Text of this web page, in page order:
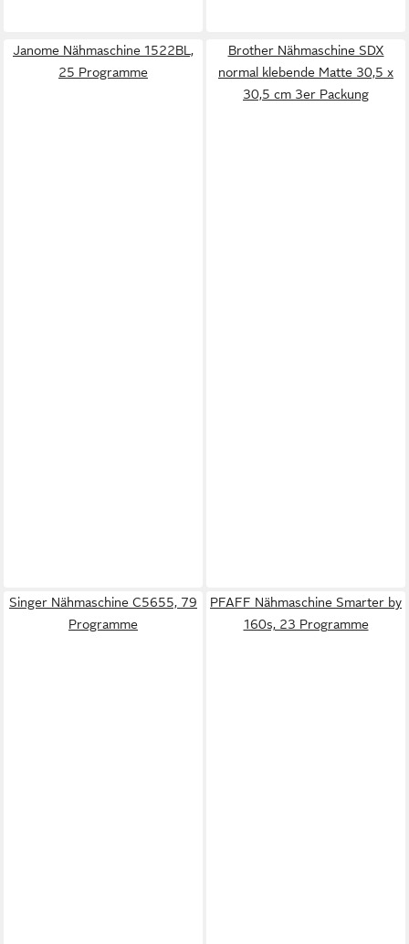
Janome Nähmaschine 1522BL,
25 Programme
Brother Nähmaschine SDX
normal klebende Matte 30,5 x
30,5 cm 3er Packung
Singer Nähmaschine C5655, 79
Programme
PFAFF Nähmaschine Smarter by
160s, 23 Programme